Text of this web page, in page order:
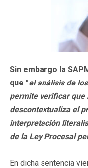
Sin embargo la
que "el análisis de
permite verificar que
descontextualiza el
interpretación
de la Ley Procesal
En dicha sentencia